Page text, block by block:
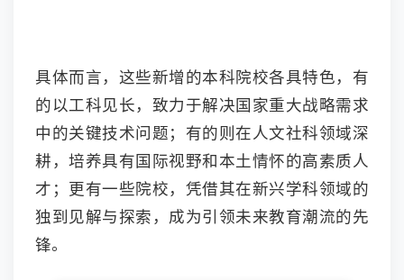
具体而言，这些新增的本科院校各具特色，有
的以工科见长，致力于解决国家重大战略需求
中的关键技术问题；有的则在人文社科领域深
耕，培养具有国际视野和本土情怀的高素质人
才；更有一些院校，凭借其在新兴学科领域的
独到见解与探索，成为引领未来教育潮流的先
锋。